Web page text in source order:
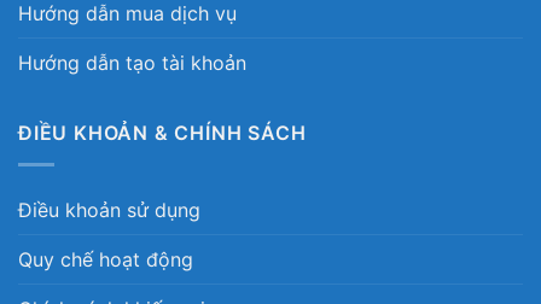
Hướng dẫn mua dịch vụ
Hướng dẫn tạo tài khoản
ĐIỀU KHOẢN & CHÍNH SÁCH
Điều khoản sử dụng
Quy chế hoạt động